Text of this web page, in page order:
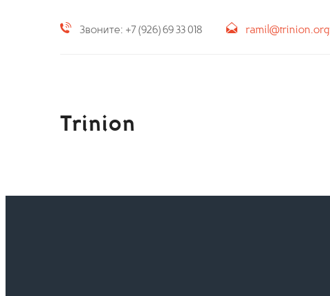
Звоните: +7 (926) 69 33 018 ramil@trinion.org
Trinion